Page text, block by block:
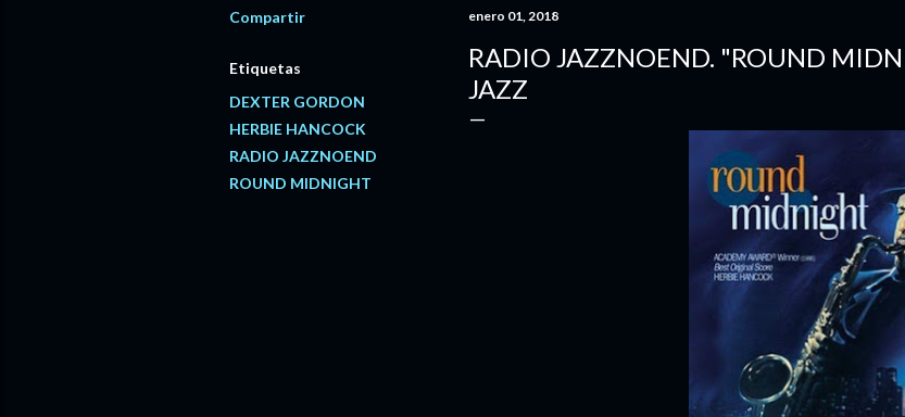
Compartir
Etiquetas
DEXTER GORDON
HERBIE HANCOCK
RADIO JAZZNOEND
ROUND MIDNIGHT
enero 01, 2018
RADIO JAZZNOEND. "ROUND
JAZZ